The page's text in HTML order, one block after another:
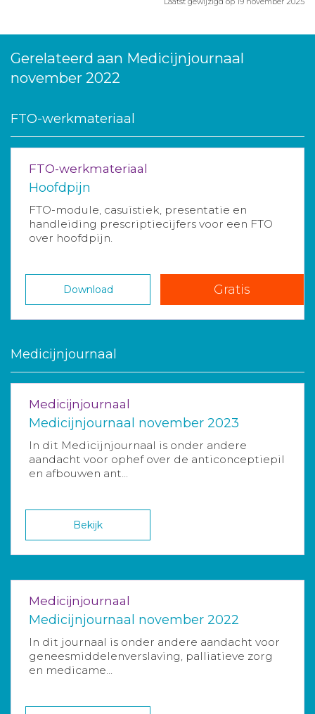
Gerelateerd aan Medicijnjournaal
november 2022
FTO-werkmateriaal
FTO-werkmateriaal
Hoofdpijn
FTO-module, casuïstiek, presentatie en
handleiding prescriptiecijfers voor een FTO
over hoofdpijn.
Download Gratis
Medicijnjournaal
Medicijnjournaal
Medicijnjournaal november 2023
In dit Medicijnjournaal is onder andere
aandacht voor ophef over de anticonceptiepil
en afbouwen ant...
Bekijk
Medicijnjournaal
Medicijnjournaal november 2022
In dit journaal is onder andere aandacht voor
geneesmiddelenverslaving, palliatieve zorg
en medicame...